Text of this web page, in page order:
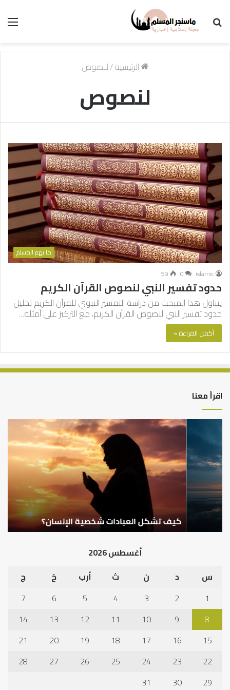
الرئيسية/لنصوص
لنصوص
ما يهم المسلم
islamic
0
59
حدود تفسير النبي لنصوص القرآن الكريم
يتناول هذا المبحث من دراسة التفسير النبوي للقرآن الكريم تحليل
حدود تفسير النبي لنصوص القرآن الكريم، مع التركيز على أمثلة…
أكمل القراءة »
اقرأ معنا
كيف
العبادات
شخصية
الإنسان؟
كيف تشكل العبادات شخصية الإنسان؟
أغسطس 2026
س
د ن ث أرب خ
ج
1
2
3
4
5
6
7
8
9
10
11
12
13
14
15
16
17
18
19
20
21
22
23
24
25
26
27
28
29
30
31